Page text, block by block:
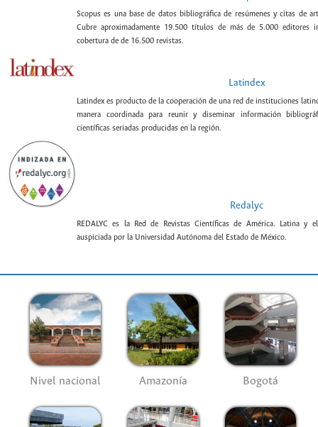
Scopus es una base de datos bibliográfica de resúmenes y citas de
Cubre aproximadamente 19.500 títulos de más de 5.000 editores
cobertura de de 16.500 revistas.
Latindex
Latindex es producto de la cooperación de una red de instituciones
manera coordinada para reunir y diseminar información
científicas seriadas producidas en la región.
Redalyc
REDALYC es la Red de Revistas Científicas de América. Latina y
auspiciada por la Universidad Autónoma del Estado de México.
Nivel nacional Amazonía Bogotá